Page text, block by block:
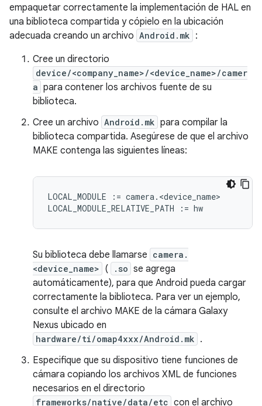
empaquetar correctamente la implementación de HAL en
una biblioteca compartida y cópielo en la ubicación
adecuada creando un archivo Android.mk :
Cree un directorio
device/<company_name>/<device_name>/camer
a para contener los archivos fuente de su
biblioteca.
Cree un archivo Android.mk para compilar la
biblioteca compartida. Asegúrese de que el archivo
MAKE contenga las siguientes líneas:
LOCAL_MODULE := camera.<device_name>
Su biblioteca debe llamarse camera.
<device_name> ( .so se agrega
automáticamente), para que Android pueda cargar
correctamente la biblioteca. Para ver un ejemplo,
consulte el archivo MAKE de la cámara Galaxy
Nexus ubicado en
hardware/ti/omap4xxx/Android.mk .
Especifique que su dispositivo tiene funciones de
cámara copiando los archivos XML de funciones
necesarios en el directorio
frameworks/native/data/etc con el archivo